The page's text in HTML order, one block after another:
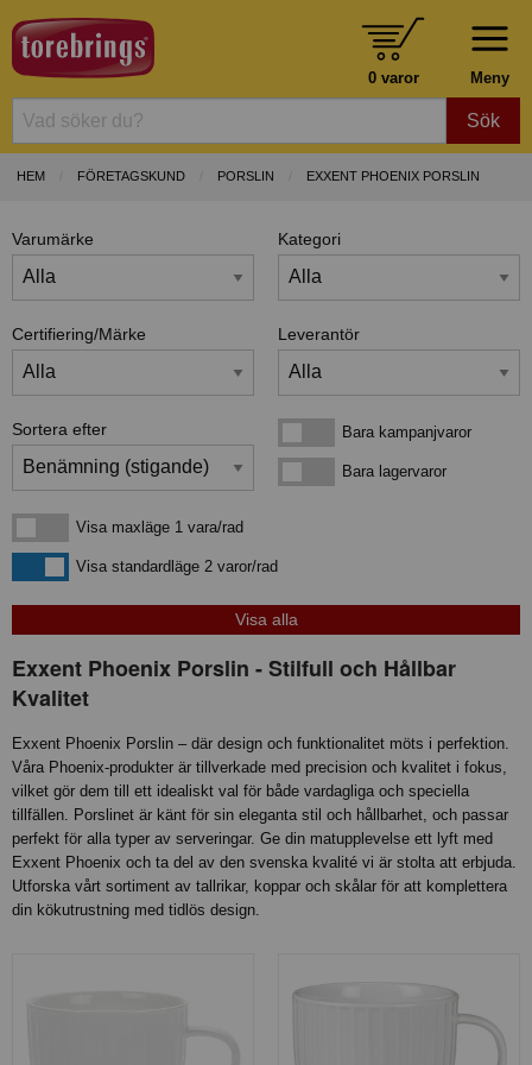
Meny
0 varor
Sök
HEM FÖRETAGSKUND PORSLIN EXXENT PHOENIX PORSLIN
Varumärke Kategori
Certifiering/Märke Leverantör
Sortera efter Bara kampanjvarorBara kampanjvaror
Bara lagervarorBara lagervaror
Visa maxläge 1 vara/rad
Visa maxläge 1 vara/rad
Visa standardlägeVisa standardläge 2 varor/rad
Exxent Phoenix Porslin - Stilfull och Hållbar
Kvalitet
Exxent Phoenix Porslin – där design och funktionalitet möts i perfektion.
Våra Phoenix-produkter är tillverkade med precision och kvalitet i fokus,
vilket gör dem till ett idealiskt val för både vardagliga och speciella
tillfällen. Porslinet är känt för sin eleganta stil och hållbarhet, och passar
perfekt för alla typer av serveringar. Ge din matupplevelse ett lyft med
Exxent Phoenix och ta del av den svenska kvalité vi är stolta att erbjuda.
Utforska vårt sortiment av tallrikar, koppar och skålar för att komplettera
din kökutrustning med tidlös design.